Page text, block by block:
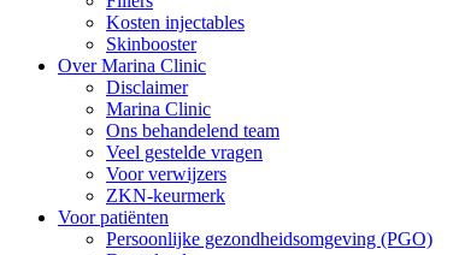
Kosten injectables
Skinbooster
Over Marina Clinic
Disclaimer
Marina Clinic
Ons behandelend team
Veel gestelde vragen
Voor verwijzers
ZKN-keurmerk
Voor patiënten
Persoonlijke gezondheidsomgeving (PGO)